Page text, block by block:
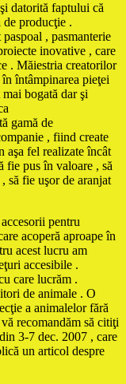
datorită faptului că
producţie .
, pasmanterie
inovative , care
. Măiestria creatorilor
întâmpinarea pieţei
bogată dar şi
gamă de
, fiind create
aşa fel realizate încât
fie pus în valoare , să
să fie uşor de aranjat
pentru
acoperă aproape în
acest lucru am
accesibile .
care lucrăm .
de animale . O
a animalelor fără
recomandăm să citiţi
3-7 dec. 2007 , care
un articol despre